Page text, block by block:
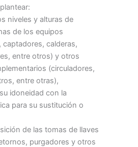
niveles y alturas de
de los equipos
captadores, calderas,
entre otros) y otros
(circuladores,
entre otras),
idoneidad con la
para su sustitución o
de las tomas de llaves
purgadores y otros